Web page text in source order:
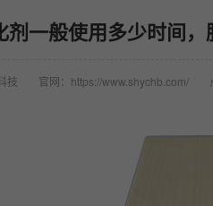
剂一般使用多少时间，
技 官网：https://www.shychb.com/